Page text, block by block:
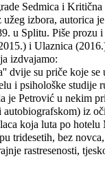
Sedmica i
izbora, autorica
u Splitu. Piše prozu
i Ulaznica
izdvajamo:
dvije su priče koje
i psihološke studije
je Petrović u nekim
iz
koja luta po
tridesetih, bez
rastresenosti,